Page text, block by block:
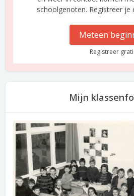
schoolgenoten. Registreer je
Meteen
Registreer
Mijn